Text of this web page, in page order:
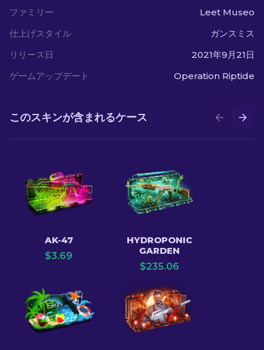
ファミリー
Leet Museo
仕上げスタイル
ガンスミス
リリース日
2021年9月21日
ゲームアップデート
Operation Riptide
このスキンが含まれるケース
AK-47
$3.69
HYDROPONIC
GARDEN
$235.06